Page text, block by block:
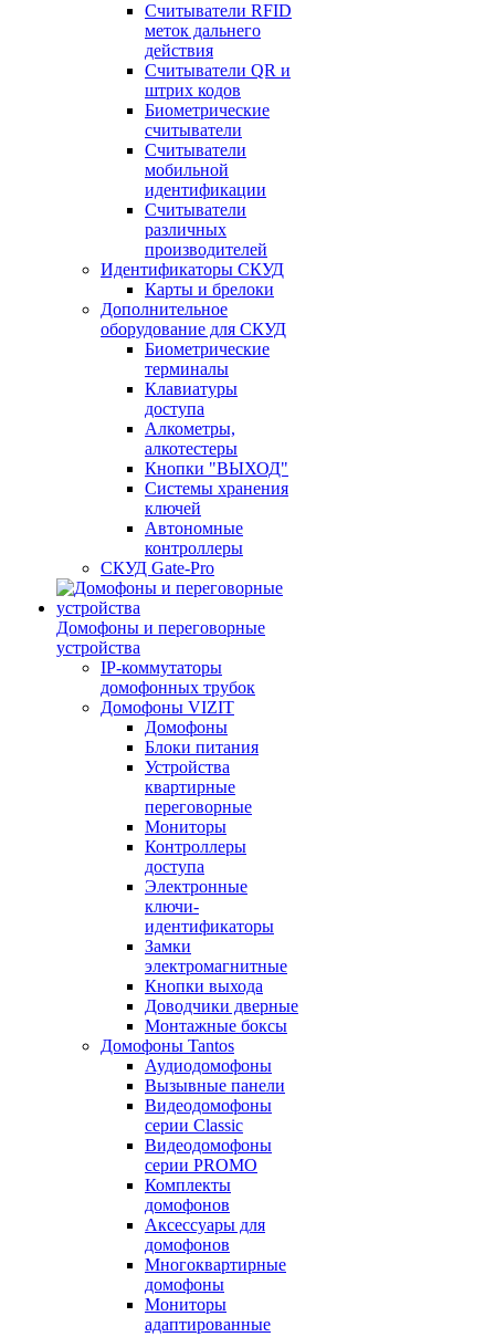
Считыватели RFID
меток дальнего
действия
Считыватели QR и
штрих кодов
Биометрические
считыватели
Считыватели
мобильной
идентификации
Считыватели
различных
производителей
Идентификаторы СКУД
Карты и брелоки
Дополнительное
оборудование для СКУД
Биометрические
терминалы
Клавиатуры
доступа
Алкометры,
алкотестеры
Кнопки "ВЫХОД"
Системы хранения
ключей
Автономные
контроллеры
СКУД Gate-Pro
Домофоны и переговорные
устройства
IP-коммутаторы
домофонных трубок
Домофоны VIZIT
Домофоны
Блоки питания
Устройства
квартирные
переговорные
Мониторы
Контроллеры
доступа
Электронные
ключи-
идентификаторы
Замки
электромагнитные
Кнопки выхода
Доводчики дверные
Монтажные боксы
Домофоны Tantos
Аудиодомофоны
Вызывные панели
Видеодомофоны
серии Classic
Видеодомофоны
серии PROMO
Комплекты
домофонов
Аксессуары для
домофонов
Многоквартирные
домофоны
Мониторы
адаптированные